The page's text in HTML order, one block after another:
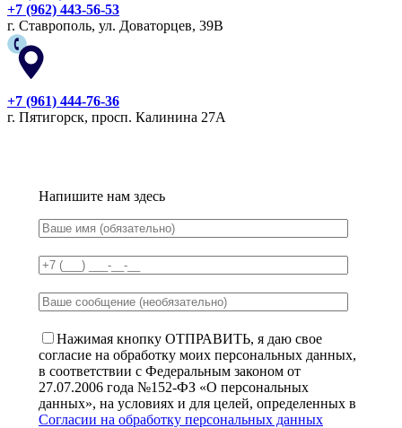
+7 (962) 443-56-53
г. Ставрополь, ул. Доваторцев, 39В
+7 (961) 444-76-36
г. Пятигорск, просп. Калинина 27А
Напишите нам здесь
Нажимая кнопку ОТПРАВИТЬ, я даю свое
согласие на обработку моих персональных данных,
в соответствии с Федеральным законом от
27.07.2006 года №152-ФЗ «О персональных
данных», на условиях и для целей, определенных в
Согласии на обработку персональных данных